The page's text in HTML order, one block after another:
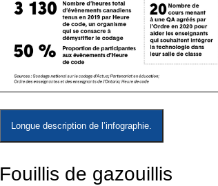
Longue description de l’infographie.
Fouillis de gazouillis